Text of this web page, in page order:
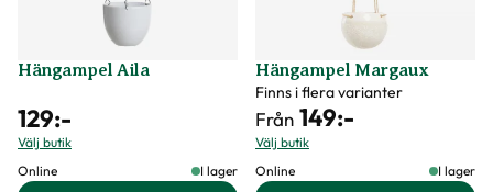
Hängampel Aila
129:-
Välj butik
Online
I lager
Hängampel Margaux
Finns i flera varianter
Från 149:-
Välj butik
Online
I lager